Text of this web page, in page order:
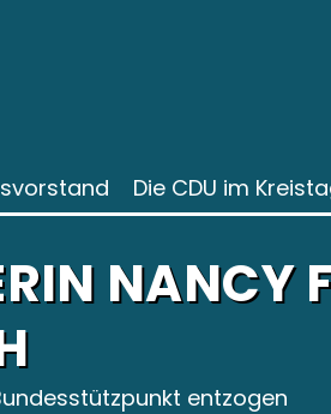
Die CDU im
NANCY
entzogen